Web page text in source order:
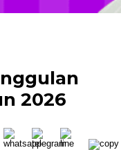
2026